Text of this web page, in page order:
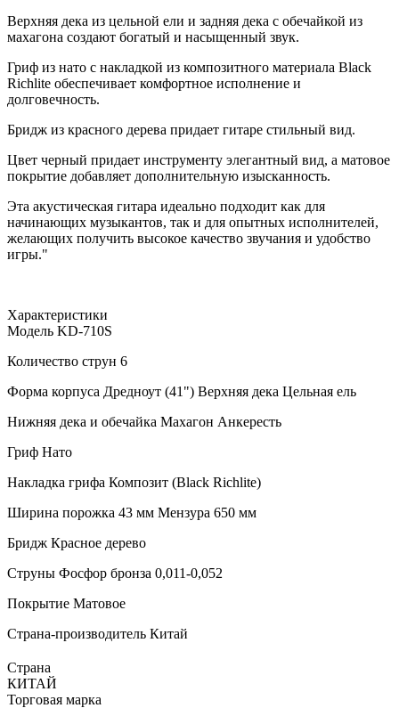
Верхняя дека из цельной ели и задняя дека с обечайкой из
махагона создают богатый и насыщенный звук.
Гриф из нато с накладкой из композитного материала Black
Richlite обеспечивает комфортное исполнение и
долговечность.
Бридж из красного дерева придает гитаре стильный вид.
Цвет черный придает инструменту элегантный вид, а матовое
покрытие добавляет дополнительную изысканность.
Эта акустическая гитара идеально подходит как для
начинающих музыкантов, так и для опытных исполнителей,
желающих получить высокое качество звучания и удобство
игры."
Характеристики
Модель KD-710S
Количество струн 6
Форма корпуса Дредноут (41") Верхняя дека Цельная ель
Нижняя дека и обечайка Махагон Анкересть
Гриф Нато
Накладка грифа Композит (Black Richlite)
Ширина порожка 43 мм Мензура 650 мм
Бридж Красное дерево
Струны Фосфор бронза 0,011-0,052
Покрытие Матовое
Страна-производитель Китай
Страна
КИТАЙ
Торговая марка